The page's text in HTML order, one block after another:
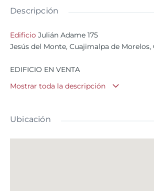
Descripción
Edificio Julián Adame 175
Jesús del Monte, Cuajimalpa de Morelos,
EDIFICIO EN VENTA
$21,500,000
Mostrar toda la descripción
Ubicación